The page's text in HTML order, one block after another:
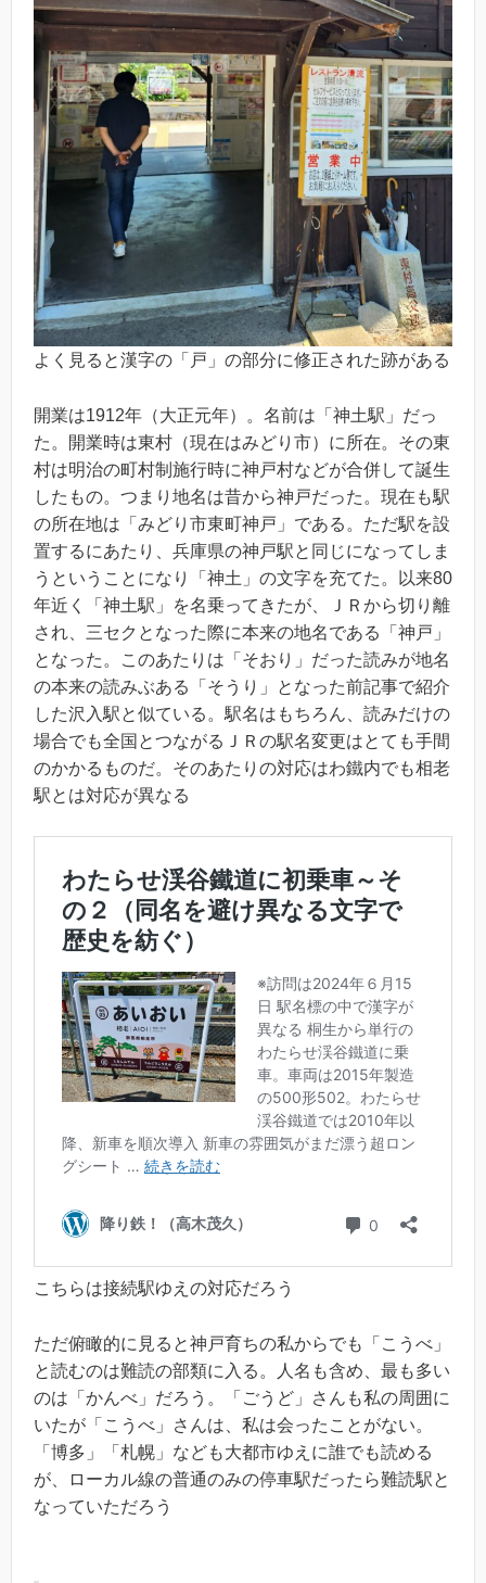
よく見ると漢字の「戸」の部分に修正された跡がある
開業は1912年（大正元年）。名前は「神土駅」だっ
た。開業時は東村（現在はみどり市）に所在。その東
村は明治の町村制施行時に神戸村などが合併して誕生
したもの。つまり地名は昔から神戸だった。現在も駅
の所在地は「みどり市東町神戸」である。ただ駅を設
置するにあたり、兵庫県の神戸駅と同じになってしま
うということになり「神土」の文字を充てた。以来80
年近く「神土駅」を名乗ってきたが、ＪＲから切り離
され、三セクとなった際に本来の地名である「神戸」
となった。このあたりは「そおり」だった読みが地名
の本来の読みぶある「そうり」となった前記事で紹介
した沢入駅と似ている。駅名はもちろん、読みだけの
場合でも全国とつながるＪＲの駅名変更はとても手間
のかかるものだ。そのあたりの対応はわ鐵内でも相老
駅とは対応が異なる
こちらは接続駅ゆえの対応だろう
ただ俯瞰的に見ると神戸育ちの私からでも「こうべ」
と読むのは難読の部類に入る。人名も含め、最も多い
のは「かんべ」だろう。「ごうど」さんも私の周囲に
いたが「こうべ」さんは、私は会ったことがない。
「博多」「札幌」なども大都市ゆえに誰でも読める
が、ローカル線の普通のみの停車駅だったら難読駅と
なっていただろう